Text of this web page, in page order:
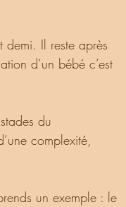
d’un bébé c’est
complexité,
prends un exemple : le